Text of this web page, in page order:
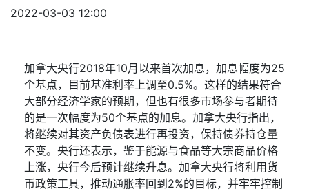
2022-03-03 12:00
加拿大央行2018年10月以来首次加息，加息幅度为25
个基点，目前基准利率上调至0.5%。这样的结果符合
大部分经济学家的预期，但也有很多市场参与者期待
的是一次幅度为50个基点的加息。加拿大央行指出，
将继续对其资产负债表进行再投资，保持债券持仓量
不变。央行还表示，鉴于能源与食品等大宗商品价格
上涨，央行今后预计继续升息。加拿大央行将利用货
币政策工具，推动通胀率回到 2%的目标，并牢牢控制